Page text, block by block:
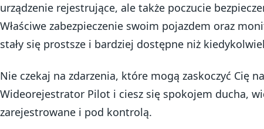
urządzenie rejestrujące, ale także poczucie
Właściwe zabezpieczenie swoim pojazdem oraz
stały się prostsze i bardziej dostępne niż
Nie czekaj na zdarzenia, które mogą zaskoczyć Cię
Wideorejestrator Pilot i ciesz się spokojem ducha,
zarejestrowane i pod kontrolą.